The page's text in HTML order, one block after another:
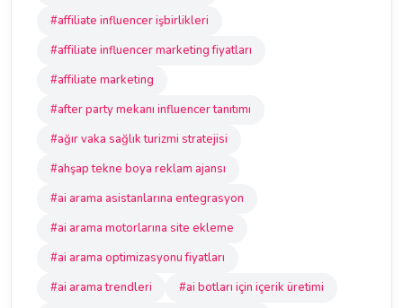
#affiliate influencer işbirlikleri
#affiliate influencer marketing fiyatları
#affiliate marketing
#after party mekanı influencer tanıtımı
#ağır vaka sağlık turizmi stratejisi
#ahşap tekne boya reklam ajansı
#ai arama asistanlarına entegrasyon
#ai arama motorlarına site ekleme
#ai arama optimizasyonu fiyatları
#ai arama trendleri
#ai botları için içerik üretimi